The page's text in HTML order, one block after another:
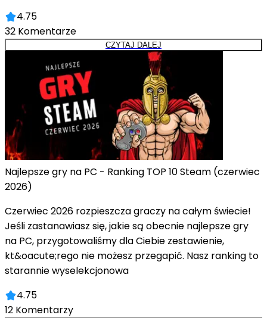
4.75
32 Komentarze
CZYTAJ DALEJ
Najlepsze gry na PC - Ranking TOP 10 Steam (czerwiec
2026)
Czerwiec 2026 rozpieszcza graczy na całym świecie!
Jeśli zastanawiasz się, jakie są obecnie najlepsze gry
na PC, przygotowaliśmy dla Ciebie zestawienie,
kt&oacute;rego nie możesz przegapić. Nasz ranking to
starannie wyselekcjonowa
4.75
12 Komentarzy